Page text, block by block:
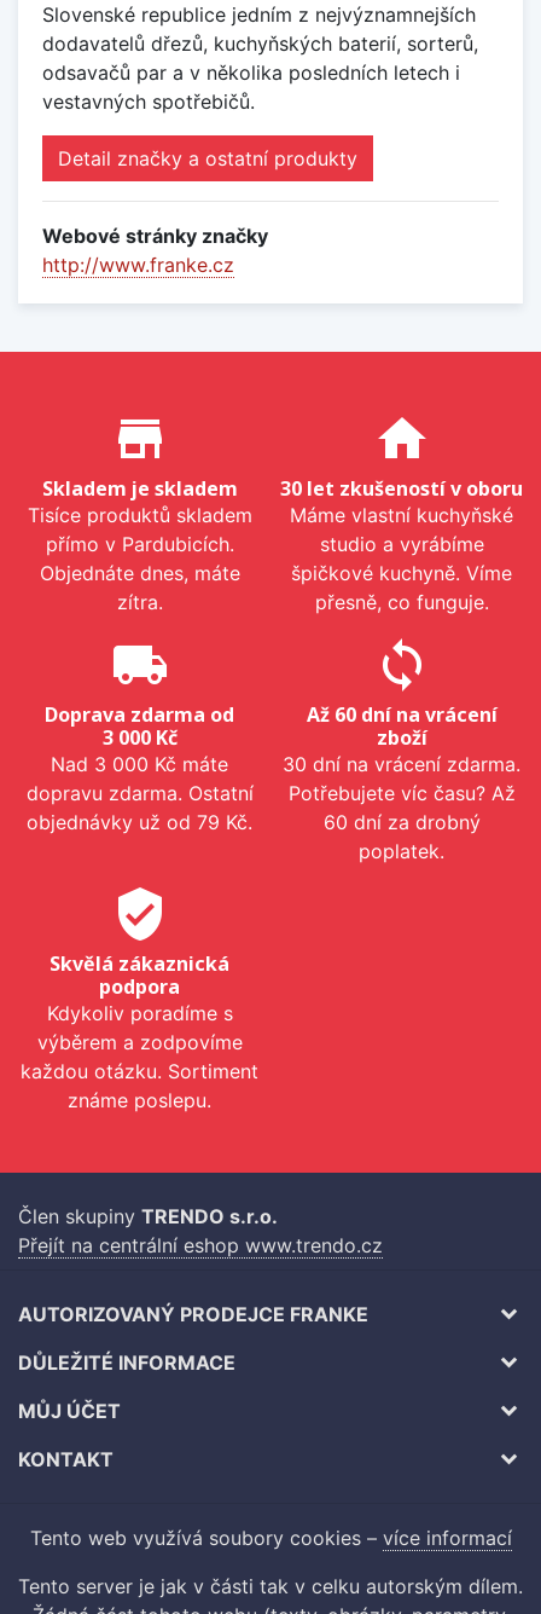
Slovenské republice jedním z nejvýznamnejších
dodavatelů dřezů, kuchyňských baterií, sorterů,
odsavačů par a v několika posledních letech i
vestavných spotřebičů.
Detail značky a ostatní produkty
Webové stránky značky
http://www.franke.cz
Proč nakupovat u nás?
store_mall_directory
Skladem je skladem
Tisíce produktů skladem
přímo v Pardubicích.
Objednáte dnes, máte
zítra.
home
30 let zkušeností v oboru
Máme vlastní kuchyňské
studio a vyrábíme
špičkové kuchyně. Víme
přesně, co funguje.
local_shipping
Doprava zdarma od
3 000 Kč
Nad 3 000 Kč máte
dopravu zdarma. Ostatní
objednávky už od 79 Kč.
sync
Až 60 dní na vrácení
zboží
30 dní na vrácení zdarma.
Potřebujete víc času? Až
60 dní za drobný
poplatek.
verified_user
Skvělá zákaznická
podpora
Kdykoliv poradíme s
výběrem a zodpovíme
každou otázku. Sortiment
známe poslepu.
Člen skupiny TRENDO s.r.o.
Přejít na centrální eshop www.trendo.cz
AUTORIZOVANÝ PRODEJCE FRANKE
DŮLEŽITÉ INFORMACE
MŮJ ÚČET
KONTAKT
Tento web využívá soubory cookies – více informací
Tento server je jak v části tak v celku autorským dílem.